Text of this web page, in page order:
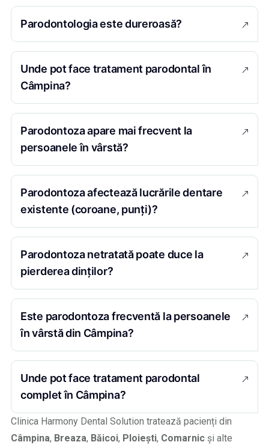
Parodontologia este dureroasă?
Unde pot face tratament parodontal în
Câmpina?
Parodontoza apare mai frecvent la
persoanele în vârstă?
Parodontoza afectează lucrările dentare
existente (coroane, punți)?
Parodontoza netratată poate duce la
pierderea dinților?
Este parodontoza frecventă la persoanele
în vârstă din Câmpina?
Unde pot face tratament parodontal
complet în Câmpina?
Clinica Harmony Dental Solution tratează pacienți din
Câmpina, Breaza, Băicoi, Ploiești, Comarnic și alte